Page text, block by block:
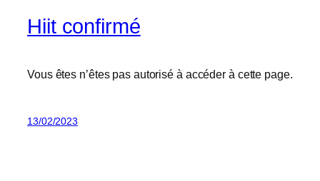
Hiit confirmé
Vous êtes n’êtes pas autorisé à accéder à cette page.
13/02/2023